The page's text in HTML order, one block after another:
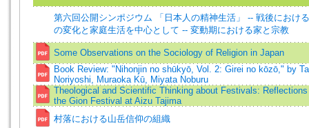
第六回公開シンポジウム 「日本人の精神生活」 -- 戦後におけ
の変化と家庭生活を中心として -- 変動期における家と宗教
Some Observations on the Sociology of Religion in Japan
Book Review: "Nihonjin no shūkyō, Vol. 2: Girei no kōzō," by
Noriyoshi, Muraoka Kū, Miyata Noburu
Theological and Scientific Thinking about Festivals:
the Gion Festival at Aizu Tajima
村落における山岳信仰の組織